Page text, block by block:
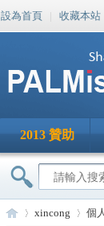
設為首頁 | 收藏本站
2013 贊助
xincong 個